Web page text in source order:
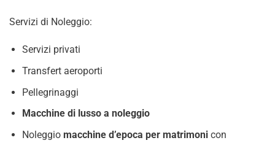
Servizi di Noleggio:
Servizi privati
Transfert aeroporti
Pellegrinaggi
Macchine di lusso a noleggio
Noleggio macchine d’epoca per matrimonicon